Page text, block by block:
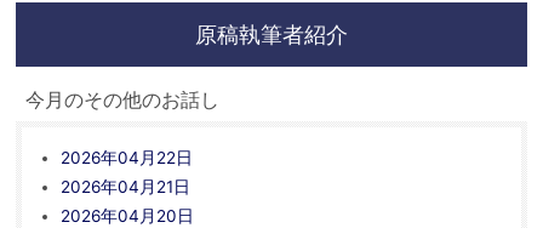
原稿執筆者紹介
今月のその他のお話し
2026年04月22日
2026年04月21日
2026年04月20日